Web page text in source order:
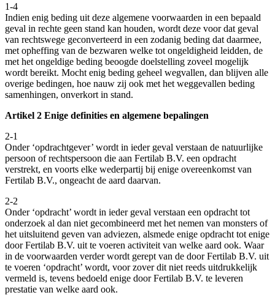
1-4
Indien enig beding uit deze algemene voorwaarden in een bepaald
geval in rechte geen stand kan houden, wordt deze voor dat geval
van rechtswege geconverteerd in een zodanig beding dat daarmee,
met opheffing van de bezwaren welke tot ongeldigheid leidden, de
met het ongeldige beding beoogde doelstelling zoveel mogelijk
wordt bereikt. Mocht enig beding geheel wegvallen, dan blijven alle
overige bedingen, hoe nauw zij ook met het weggevallen beding
samenhingen, onverkort in stand.
Artikel 2 Enige definities en algemene bepalingen
2-1
Onder ‘opdrachtgever’ wordt in ieder geval verstaan de natuurlijke
persoon of rechtspersoon die aan Fertilab B.V. een opdracht
verstrekt, en voorts elke wederpartij bij enige overeenkomst van
Fertilab B.V., ongeacht de aard daarvan.
2-2
Onder ‘opdracht’ wordt in ieder geval verstaan een opdracht tot
onderzoek al dan niet gecombineerd met het nemen van monsters of
het uitsluitend geven van adviezen, alsmede enige opdracht tot enige
door Fertilab B.V. uit te voeren activiteit van welke aard ook. Waar
in de voorwaarden verder wordt gerept van de door Fertilab B.V. uit
te voeren ‘opdracht’ wordt, voor zover dit niet reeds uitdrukkelijk
vermeld is, tevens bedoeld enige door Fertilab B.V. te leveren
prestatie van welke aard ook.